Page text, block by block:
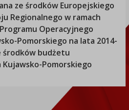
ze środków Europejskiego
Regionalnego w ramach
Operacyjnego
Pomorskiego na lata 2014-
środków budżetu
Pomorskiego